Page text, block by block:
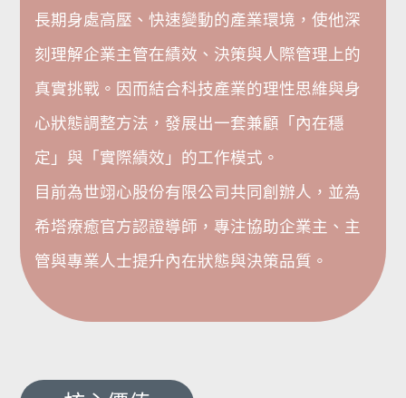
長期身處高壓、快速變動的產業環境，使他深
刻理解企業主管在績效、決策與人際管理上的
真實挑戰。因而結合科技產業的理性思維與身
心狀態調整方法，發展出一套兼顧「內在穩
定」與「實際績效」的工作模式。
目前為世翊心股份有限公司共同創辦人，並為
希塔療癒官方認證導師，專注協助企業主、主
管與專業人士提升內在狀態與決策品質。